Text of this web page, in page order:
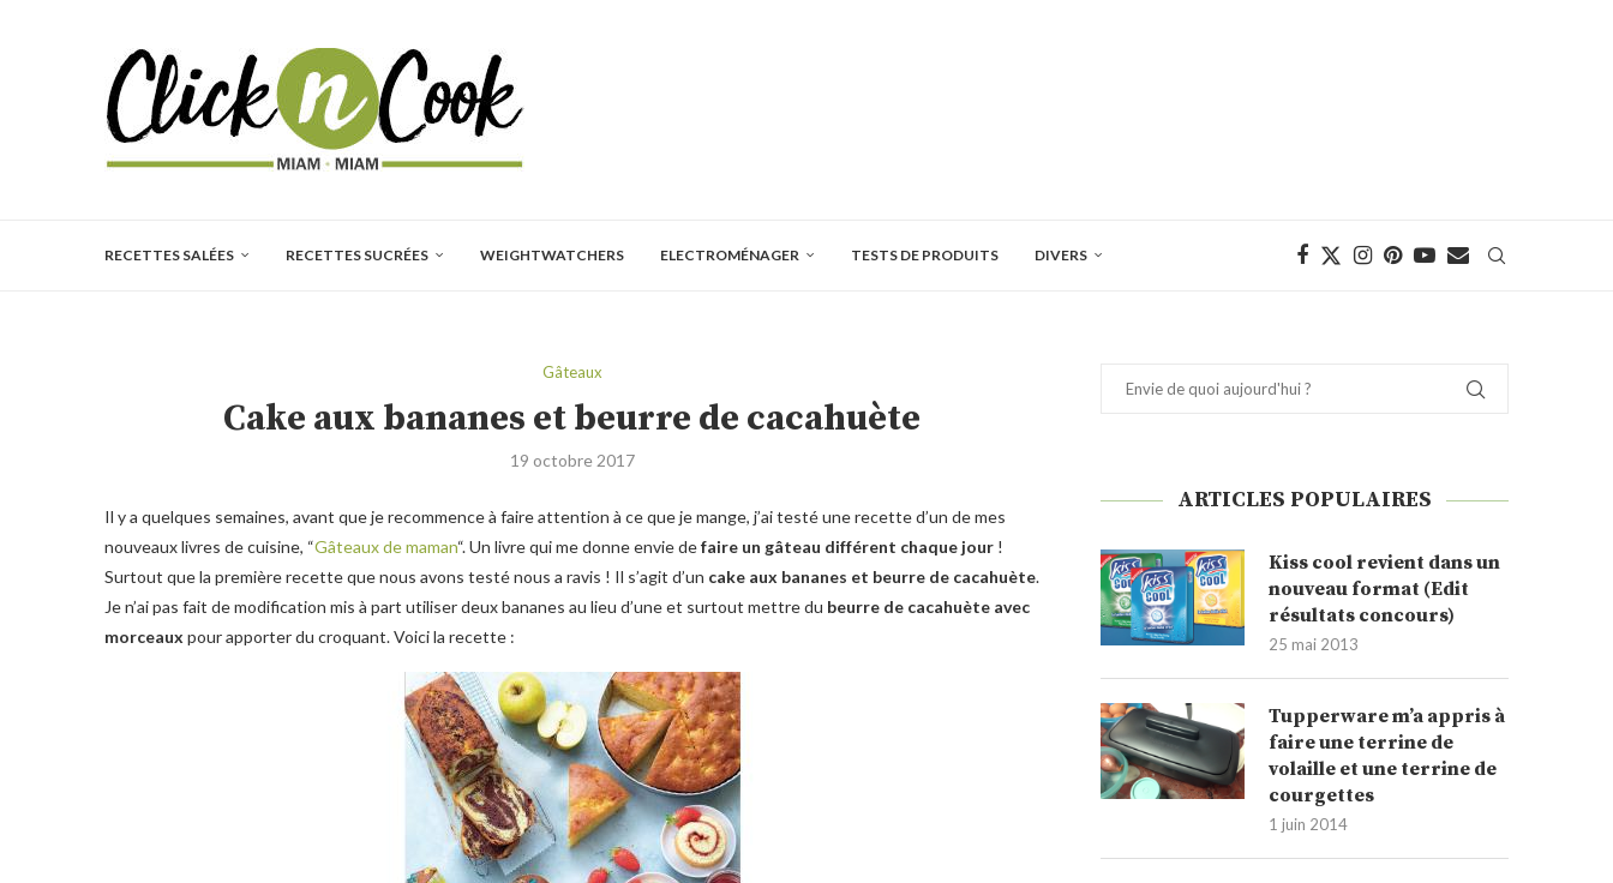
RECETTES SALÉES RECETTES SUCRÉES WEIGHTWATCHERS ELECTROMÉNAGER TESTS DE PRODUITS DIVERS
Gâteaux
Cake aux bananes et beurre de cacahuète
19 octobre 2017
Il y a quelques semaines, avant que je recommence à faire attention à ce que je mange, j’ai testé une recette d’un de mes
nouveaux livres de cuisine, “Gâteaux de maman“. Un livre qui me donne envie defaire un gâteau différent chaque jour !
Surtout que la première recette que nous avons testé nous a ravis ! Il s’agit d’un cake aux bananes et beurre de cacahuète.
Je n’ai pas fait de modification mis à part utiliser deux bananes au lieu d’une et surtout mettre du beurre de cacahuète avec
morceaux pour apporter du croquant. Voici la recette :
ARTICLES POPULAIRES
Kiss cool revient dans un
nouveau format (Edit
résultats concours)
25 mai 2013
Tupperware m’a appris à
faire une terrine de
volaille et une terrine de
courgettes
1 juin 2014